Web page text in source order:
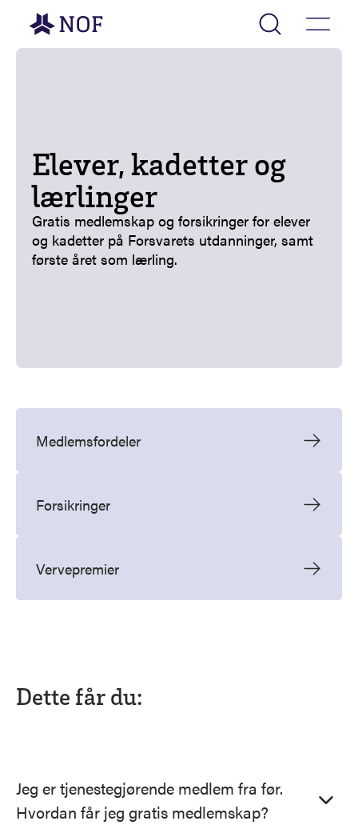
Gå til forsiden
Elever, kadetter og
lærlinger
Gratis medlemskap og forsikringer for elever
og kadetter på Forsvarets utdanninger, samt
første året som lærling.
Medlemsfordeler
Forsikringer
Vervepremier
Dette får du:
Jeg er tjenestegjørende medlem fra før.
Hvordan får jeg gratis medlemskap?